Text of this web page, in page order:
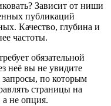
Зависит от ниши
публикаций
Качество, глубина и
частоты.
обязательной
неё вы не увидите
по которым
страницы на
а не опция.